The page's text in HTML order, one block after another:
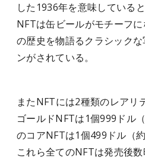
した1936年を意味している
NFTは缶ビールがモチーフ
の歴史を物語るクラシック
ンがされている。
またNFTには2種類のレアリ
ゴールドNFTは1個999ドル
のコアNFTは1個499ドル（
これら全てのNFTは発売後数